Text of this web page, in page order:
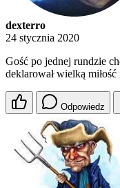
dexterro
24 stycznia 2020
Gość po jednej rundzie
deklarował wielką
Odpowiedz